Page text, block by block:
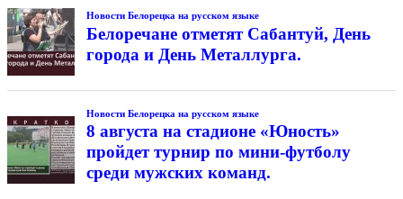
Новости Белорецка на русском языке
Белоречане отметят Сабантуй, День
города и День Металлурга.
Новости Белорецка на русском языке
8 августа на стадионе «Юность»
пройдет турнир по мини-футболу
среди мужских команд.